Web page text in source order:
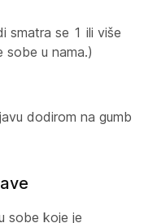
smatra se 1 ili više
sobe u nama.)
dodirom na gumb
sobe koje je